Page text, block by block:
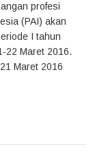
profesi
(PAI) akan
I tahun
22 Maret 2016.
Maret 2016